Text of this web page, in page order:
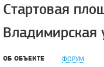
Стартовая
Владимирская
ОБ ОБЪЕКТЕ ФОРУМ